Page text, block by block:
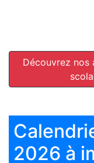
Découvrez nos
2026 à